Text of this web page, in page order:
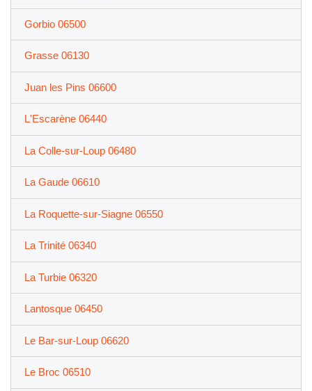
Gorbio 06500
Grasse 06130
Juan les Pins 06600
L'Escarène 06440
La Colle-sur-Loup 06480
La Gaude 06610
La Roquette-sur-Siagne 06550
La Trinité 06340
La Turbie 06320
Lantosque 06450
Le Bar-sur-Loup 06620
Le Broc 06510